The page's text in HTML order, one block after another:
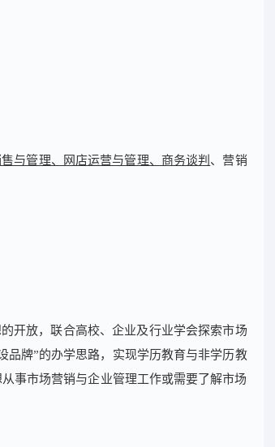
与管理、网店运营与管理、商务谈判 、营销
开放，联合高校、企业及行业学会探索市场
品牌”的办学思路，实现学历教育与非学历教
事市场营销与企业管理工作或需要了解市场